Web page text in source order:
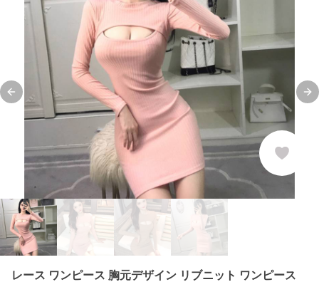
Previous slide
レース ワンピース 胸元デザイン リブニット ワンピース